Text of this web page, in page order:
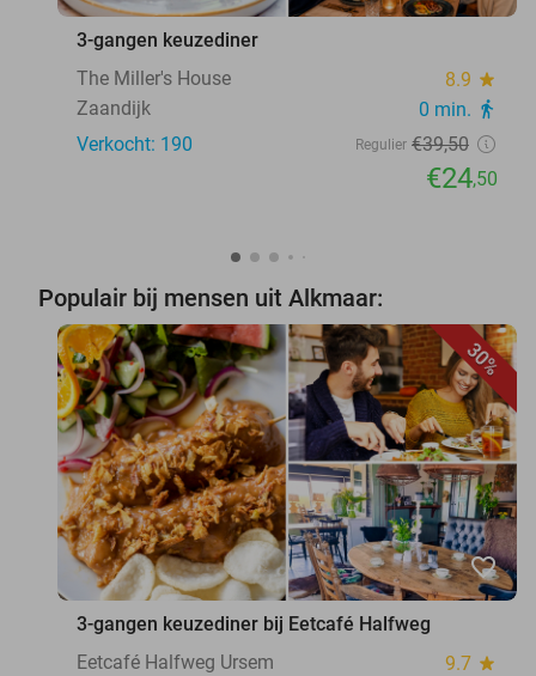
3-gangen keuzediner
The Miller's House
8.9 star
Zaandijk 0 min. directions_walk
Verkocht: 190 Regulier €39,50
€24,50
Populair bij mensen uit Alkmaar:
30%
favorite_border
3-gangen keuzediner bij Eetcafé Halfweg
Eetcafé Halfweg Ursem
9.7 star